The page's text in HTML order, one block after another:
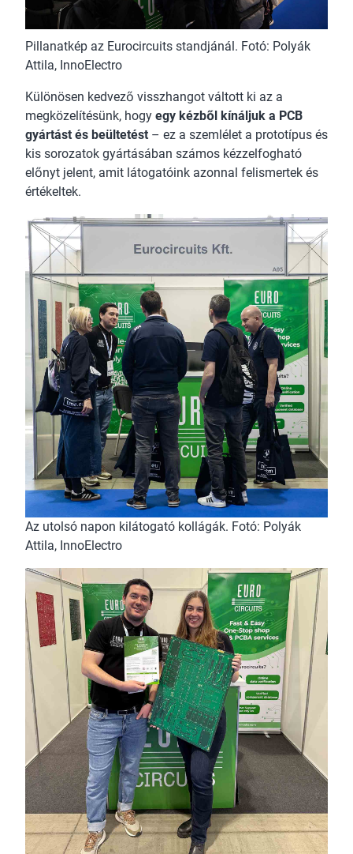
Pillanatkép az Eurocircuits standjánál. Fotó: Polyák
Attila, InnoElectro
Különösen kedvező visszhangot váltott ki az a
megközelítésünk, hogy egy kézből kínáljuk a PCB
gyártást és beültetést – ez a szemlélet a prototípus és
kis sorozatok gyártásában számos kézzelfogható
előnyt jelent, amit látogatóink azonnal felismertek és
értékeltek.
Az utolsó napon kilátogató kollágák. Fotó: Polyák
Attila, InnoElectro